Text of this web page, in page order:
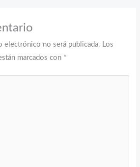
electrónico no será publicada. Los
marcados con *